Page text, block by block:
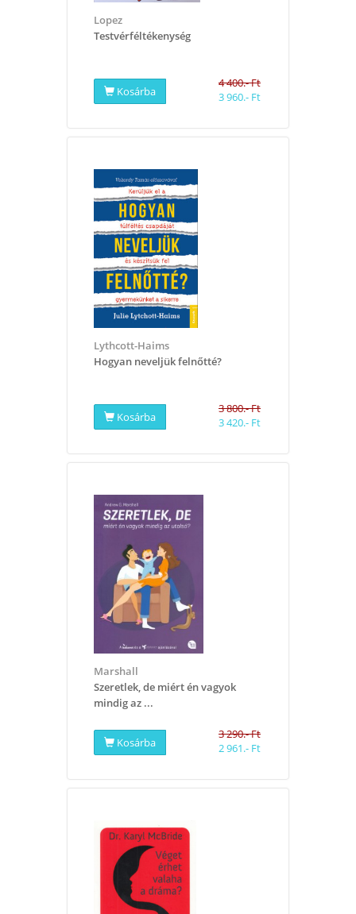
Lopez
Testvérféltékenység
Kosárba
4 400.- Ft
3 960.- Ft
Lythcott-Haims
Hogyan neveljük felnőtté?
Kosárba
3 800.- Ft
3 420.- Ft
Marshall
Szeretlek, de miért én vagyok
mindig az ...
Kosárba
3 290.- Ft
2 961.- Ft